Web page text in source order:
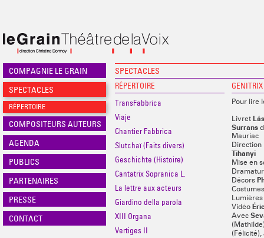
COMPAGNIE LE GRAIN
SPECTACLES
RÉPERTOIRE
COMPOSITEURS AUTEURS
AGENDA
PUBLICS
PARTENAIRES
PRESSE
CONTACT
SPECTACLES
RÉPERTOIRE
TransFabbrica
Viaje
Chantier Fabbrica
Slutchaï (Faits divers)
Geschichte (Histoire)
Cantatrix Sopranica L.
La lettre aux acteurs
Giardino della parola
XIII Organa
Vertiges II
GENITRIX
Pour lire
Livret
Surrans
Mauriac
Tihanyi
Mise en
Décors
Lumières
Vidéo
Avec
(Félicité),